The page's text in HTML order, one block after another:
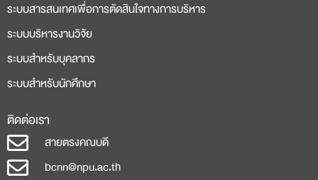
ระบบสารสนเทศเพื่อการตัดสินใจทางการบริหาร
ระบบบริหารงานวิจัย
ระบบสำหรับบุคลากร
ระบบสำหรับนักศึกษา
ติดต่อเรา
สายตรงคณบดี
bcnn@npu.ac.th